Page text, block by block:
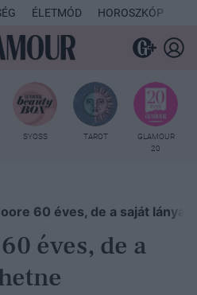
ÉLETMÓD HOROSZKÓP
SYOSS TAROT
GLAMOUR
20
60 éves, de a saját lánya
éves, de a